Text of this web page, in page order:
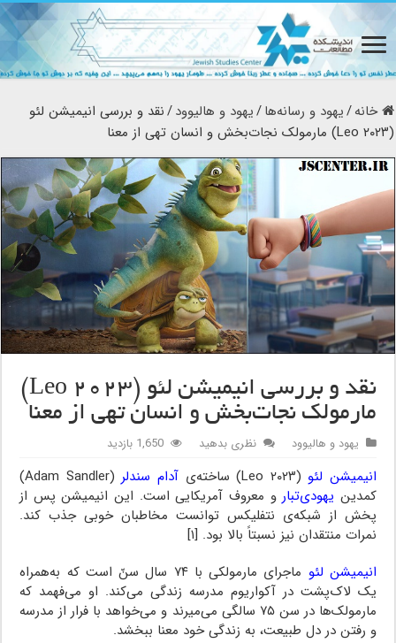
خانه/یهود و رسانه‌ها/یهود و هالیوود/نقد و بررسی انیمیشن لئو
(Leo ۲۰۲۳) مارمولک نجات‌بخش و انسان تهی از معنا
نقد و بررسی انیمیشن لئو (Leo ۲۰۲۳)
مارمولک نجات‌بخش و انسان تهی از معنا
یهود و هالیوود نظری بدهید 1,650 بازدید
انیمیشن لئو (Leo ۲۰۲۳) ساخته‌ی آدام سندلر
(Adam Sandler)
کمدین یهودی‌تبارو معروف آمریکایی است. این انیمیشن پس از
پخش از شبکه‌ی نتفلیکس توانست مخاطبان خوبی جذب کند.
نمرات منتقدان نیز نسبتاً بالا بود. [۱]
انیمیشن لئو
ماجرای مارمولکی با ۷۴ سال سنّ است که به‌همراه
یک لاک‌پشت در آکواریوم مدرسه زندگی می‌کند. او می‌فهمد که
مارمولک‌ها در سن ۷۵ سالگی می‌میرند و می‌خواهد با فرار از مدرسه
و رفتن در دل طبیعت، به زندگی خود معنا ببخشد.